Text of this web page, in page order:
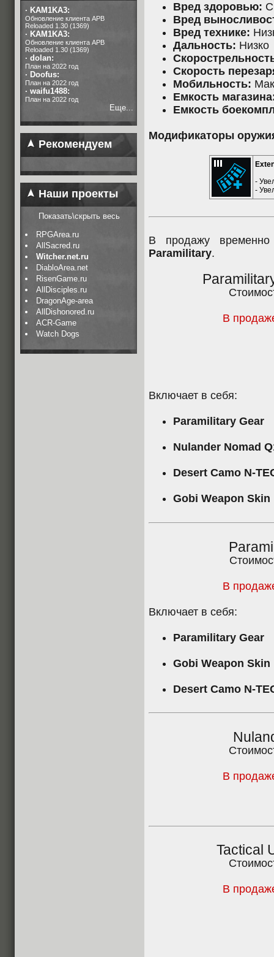
· KAM1KA3:
Обновление клиента APB
Reloaded 1.30 (1369)
· KAM1KA3:
Обновление клиента APB
Reloaded 1.30 (1369)
· dolan:
План на 2022 год
· Doofus:
План на 2022 год
· waifu1488:
План на 2022 год
Еще...
Рекомендуем
Наши проекты
Показать\скрыть весь
RPGArea.ru
AllSacred.ru
Witcher.net.ru
DiabloArea.net
RisenGame.ru
AllDisciples.ru
DragonAge-area
AllDishonored.ru
ACR-Game
Watch Dogs
Вред здоровью:
Вред
Вред технике:
Дальность: Низко
Скорость
Мобильность:
Емкость
Емкость
Модификаторы
-
-
В продажу
Paramilitary.
В
Включает в себя:
Paramilitary Gear
Nulander Nomad
Desert Camo N-
Gobi Weapon Skin
В
Включает в себя:
Paramilitary Gear
Gobi Weapon Skin
Desert Camo N-
В
Tactical
В